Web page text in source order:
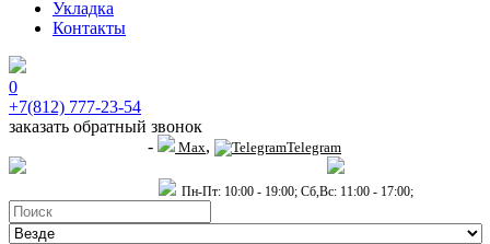
Укладка
Контакты
0
+7(812) 777-23-54
заказать обратный звонок
- Max, Telegram
Пн-Пт: 10:00 - 19:00; Сб,Вс: 11:00 - 17:00;